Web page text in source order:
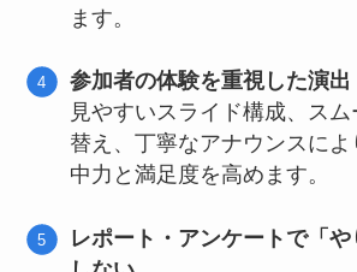
ます。
参加者の体験を重視した演出
見やすいスライド構成、スム
替え、丁寧なアナウンスに
中力と満足度を高めます。
レポート・アンケートで「